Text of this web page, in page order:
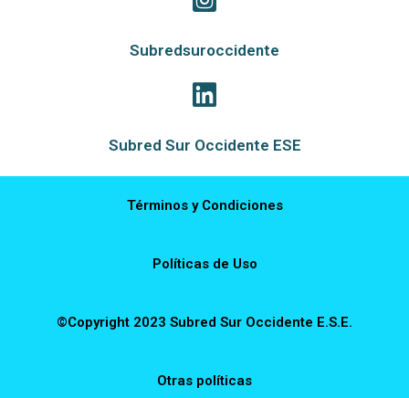
Subredsuroccidente
Subred Sur Occidente ESE
Términos y Condiciones
Políticas de Uso
©Copyright 2023 Subred Sur Occidente E.S.E.
Otras políticas